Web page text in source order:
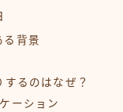
る背景
るのはなぜ？
ーション